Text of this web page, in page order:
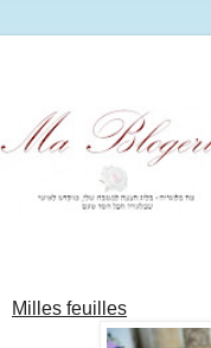
Milles feuilles